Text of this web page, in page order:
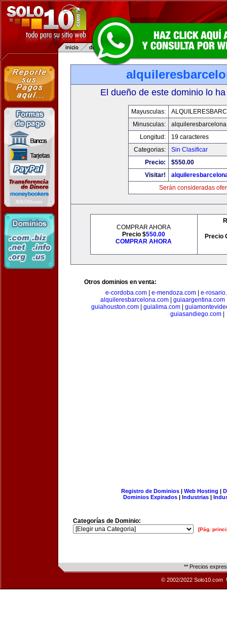
El dueño de este dominio lo
Mayusculas:
Minusculas:
Longitud:
19 caracteres
Categorias:
Sin Clasificar
Precio:
$550.00
Visitar!
Serán consideradas
COMPRAR AHORA
Precio $550.00
COMPRAR AHORA
Precio
Otros dominios en venta:
e-cordoba.com
e-mendoza.com
e-
alquileresbarcelona.com| guiaargentina.com
guiahouston.com| guialima.com|
guiasandiego.com|
Registro de Dominios| Web Hosting |
Dominios Expirados | Industrias |
Categorías de Dominio:
[Pág.
** Precios
© 2002/2022 Solo10.com